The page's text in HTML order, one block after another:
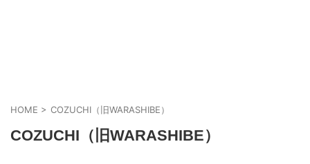
HOME > COZUCHI（旧WARASHIBE）
COZUCHI（旧WARASHIBE）